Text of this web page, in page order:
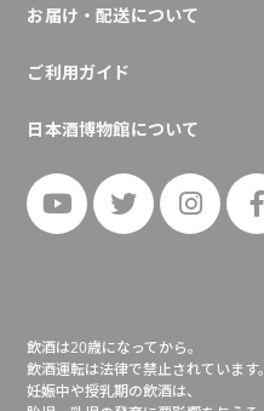
お届け・配送について
ご利用ガイド
日本酒博物館について
飲酒は20歳になってから。
飲酒運転は法律で禁止されています。
妊娠中や授乳期の飲酒は、